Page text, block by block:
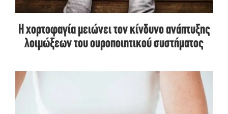
Η χορτοφαγία μειώνει τον κίνδυνο ανάπτυξης
λοιμώξεων του ουροποιητικού συστήματος